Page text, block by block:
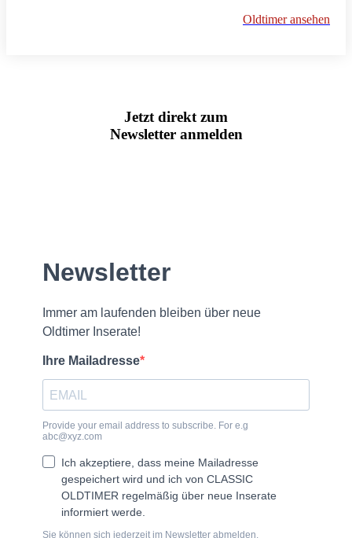
Oldtimer ansehen
Jetzt direkt zum
Newsletter anmelden